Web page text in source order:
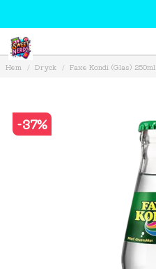
Hem Dryck Faxe Kondi (Glas) 250ml
-37%